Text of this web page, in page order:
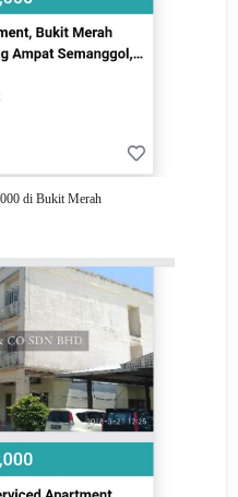
di Bukit Merah